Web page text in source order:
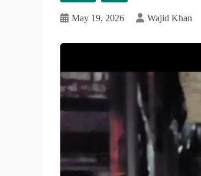
May 19, 2026 Wajid Khan